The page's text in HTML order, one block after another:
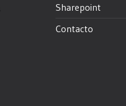
Sharepoint
Contacto